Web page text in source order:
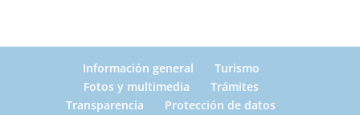
Información general
Turismo
Fotos y multimedia
Trámites
Transparencia
Protección de datos